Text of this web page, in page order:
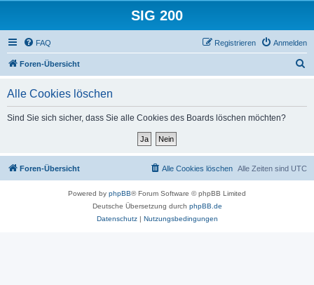
SIG 200
FAQ Anmelden
Registrieren
Foren-Übersicht
Alle Cookies löschen
Sind Sie sich sicher, dass Sie alle Cookies des Boards löschen möchten?
Foren-Übersicht Alle Zeiten sind UTC
Alle Cookies löschen
Powered by phpBB® Forum Software © phpBB Limited
Deutsche Übersetzung durch phpBB.de
Datenschutz| Nutzungsbedingungen